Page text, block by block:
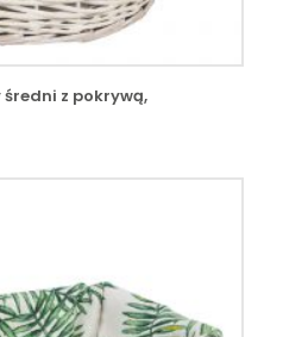
z pokrywą,